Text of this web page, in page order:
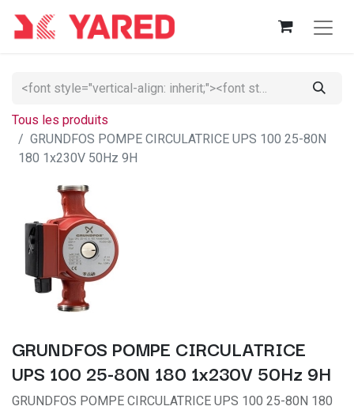
Tous les produits
GRUNDFOS POMPE CIRCULATRICE UPS 100 25-80N
180 1x230V 50Hz 9H
GRUNDFOS POMPE CIRCULATRICE
UPS 100 25-80N 180 1x230V 50Hz 9H
GRUNDFOS POMPE CIRCULATRICE UPS 100 25-80N 180